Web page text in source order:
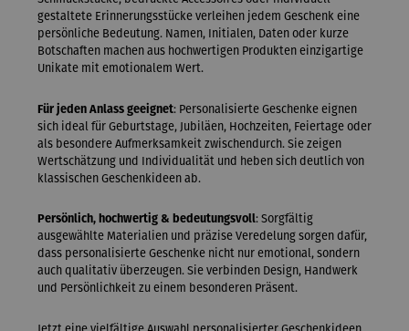
gestaltete Erinnerungsstücke verleihen jedem Geschenk eine
persönliche Bedeutung. Namen, Initialen, Daten oder kurze
Botschaften machen aus hochwertigen Produkten einzigartige
Unikate mit emotionalem Wert.
Für jeden Anlass geeignet: Personalisierte Geschenke eignen
sich ideal für Geburtstage, Jubiläen, Hochzeiten, Feiertage oder
als besondere Aufmerksamkeit zwischendurch. Sie zeigen
Wertschätzung und Individualität und heben sich deutlich von
klassischen Geschenkideen ab.
Persönlich, hochwertig & bedeutungsvoll: Sorgfältig
ausgewählte Materialien und präzise Veredelung sorgen dafür,
dass personalisierte Geschenke nicht nur emotional, sondern
auch qualitativ überzeugen. Sie verbinden Design, Handwerk
und Persönlichkeit zu einem besonderen Präsent.